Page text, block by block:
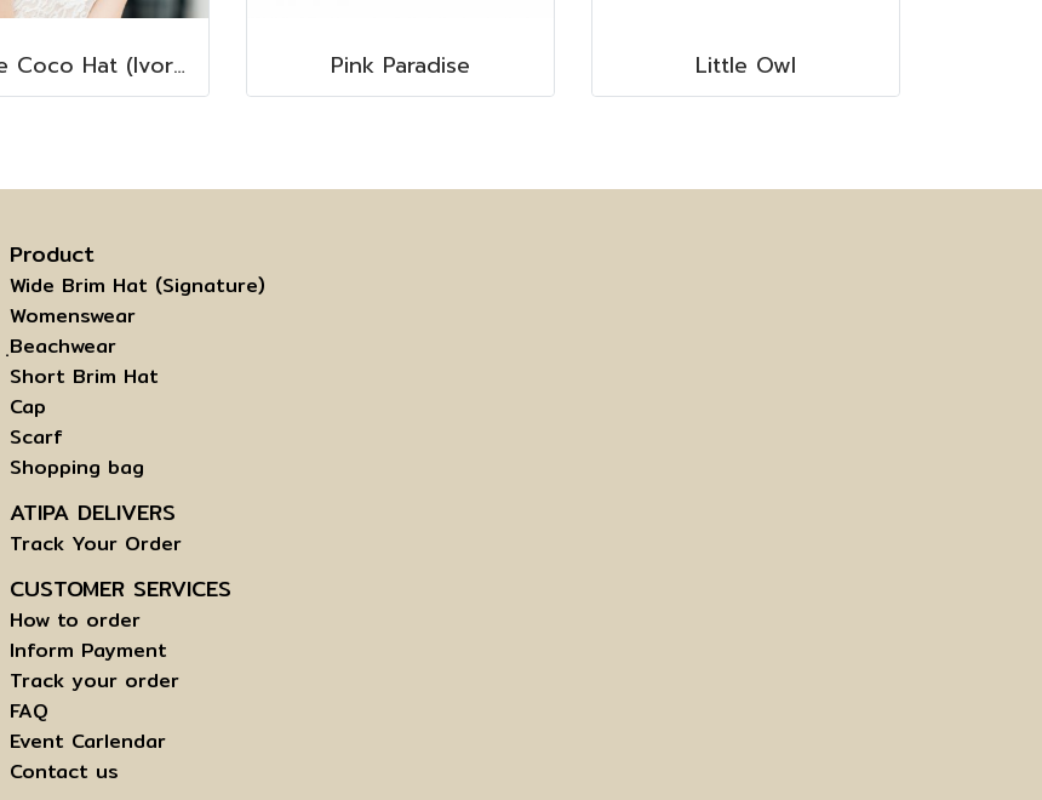
Madame Coco Hat (Ivory) Pink Paradise Little Owl
Product
Wide Brim Hat (Signature)
Womenswear
ฺBeachwear
Short Brim Hat
Cap
Scarf
Shopping bag
ATIPA DELIVERS
Track Your Order
CUSTOMER SERVICES
How to order
Inform Payment
Track your order
FAQ
Event Carlendar
Contact us